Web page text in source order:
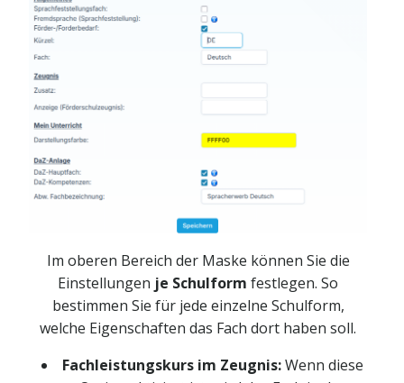
Im oberen Bereich der Maske können Sie die
Einstellungen je Schulform festlegen. So
bestimmen Sie für jede einzelne Schulform,
welche Eigenschaften das Fach dort haben soll.
Fachleistungskurs im Zeugnis:Wenn diese